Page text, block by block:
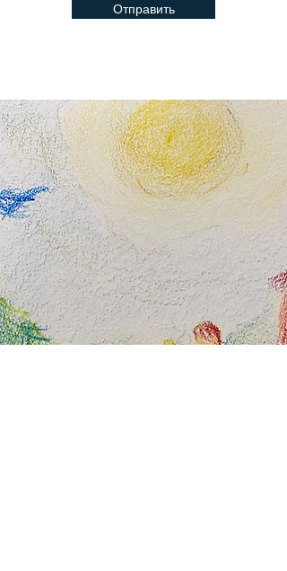
Отправить